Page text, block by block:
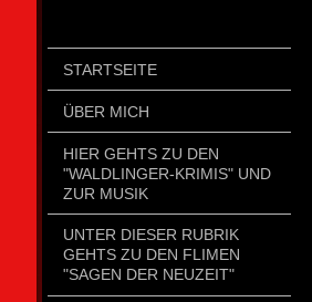
STARTSEITE
ÜBER MICH
HIER GEHTS ZU DEN
"WALDLINGER-KRIMIS" UND
ZUR MUSIK
UNTER DIESER RUBRIK
GEHTS ZU DEN FLIMEN
"SAGEN DER NEUZEIT"